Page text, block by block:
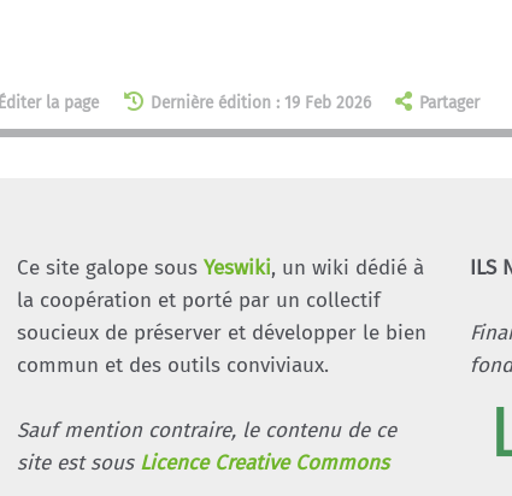
Éditer la page Dernière édition : 19 Feb 2026 Partager
Ce site galope sous Yeswiki, un wiki dédié à
la coopération et porté par un collectif
soucieux de préserver et développer le bien
commun et des outils conviviaux.
Sauf mention contraire, le contenu de ce
site est sous Licence Creative Commons
ILS